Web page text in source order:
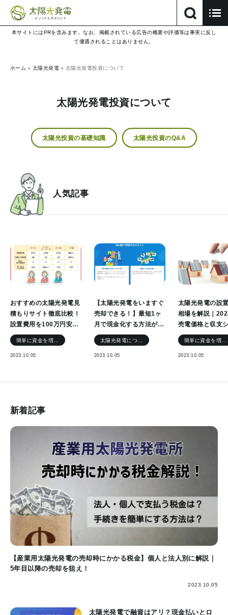
本サイトにはPRを含みます。なお、掲載されている広告の概要や評価等は事実に反し
て優遇されることはありません。
ホーム 太陽光発電 太陽光発電投資について
太陽光発電投資について
太陽光投資の基礎知識 太陽光投資のQ&A
人気記事
おすすめの太陽光発電見
積もりサイト徹底比較！
設置費用を100万円安く
する裏技とは？
簡単に資金を増...
2023.10.05
【太陽光発電をいますぐ
売却できる！】最短1ヶ
月で現金化する方法が知
りたい方へ
太陽光発電につ...
2023.10.05
太陽光発電の設
相場を解説｜
売電価格と収支
ーション
簡単に資金を増...
2023.10.05
新着記事
【産業用太陽光発電の売却時にかかる税金】個人と法人別に解説｜
5年目以降の売却を狙え！
2023.10.05
太陽光発電で融資はアリ？現金払いとロ